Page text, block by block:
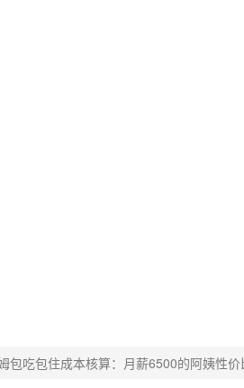
包吃包住成本核算：月薪6500的阿姨性价